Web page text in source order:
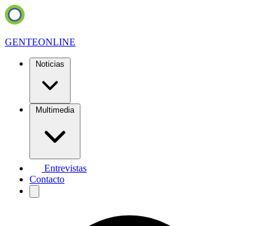
GENTEONLINE
Noticias
Multimedia
Entrevistas
Contacto